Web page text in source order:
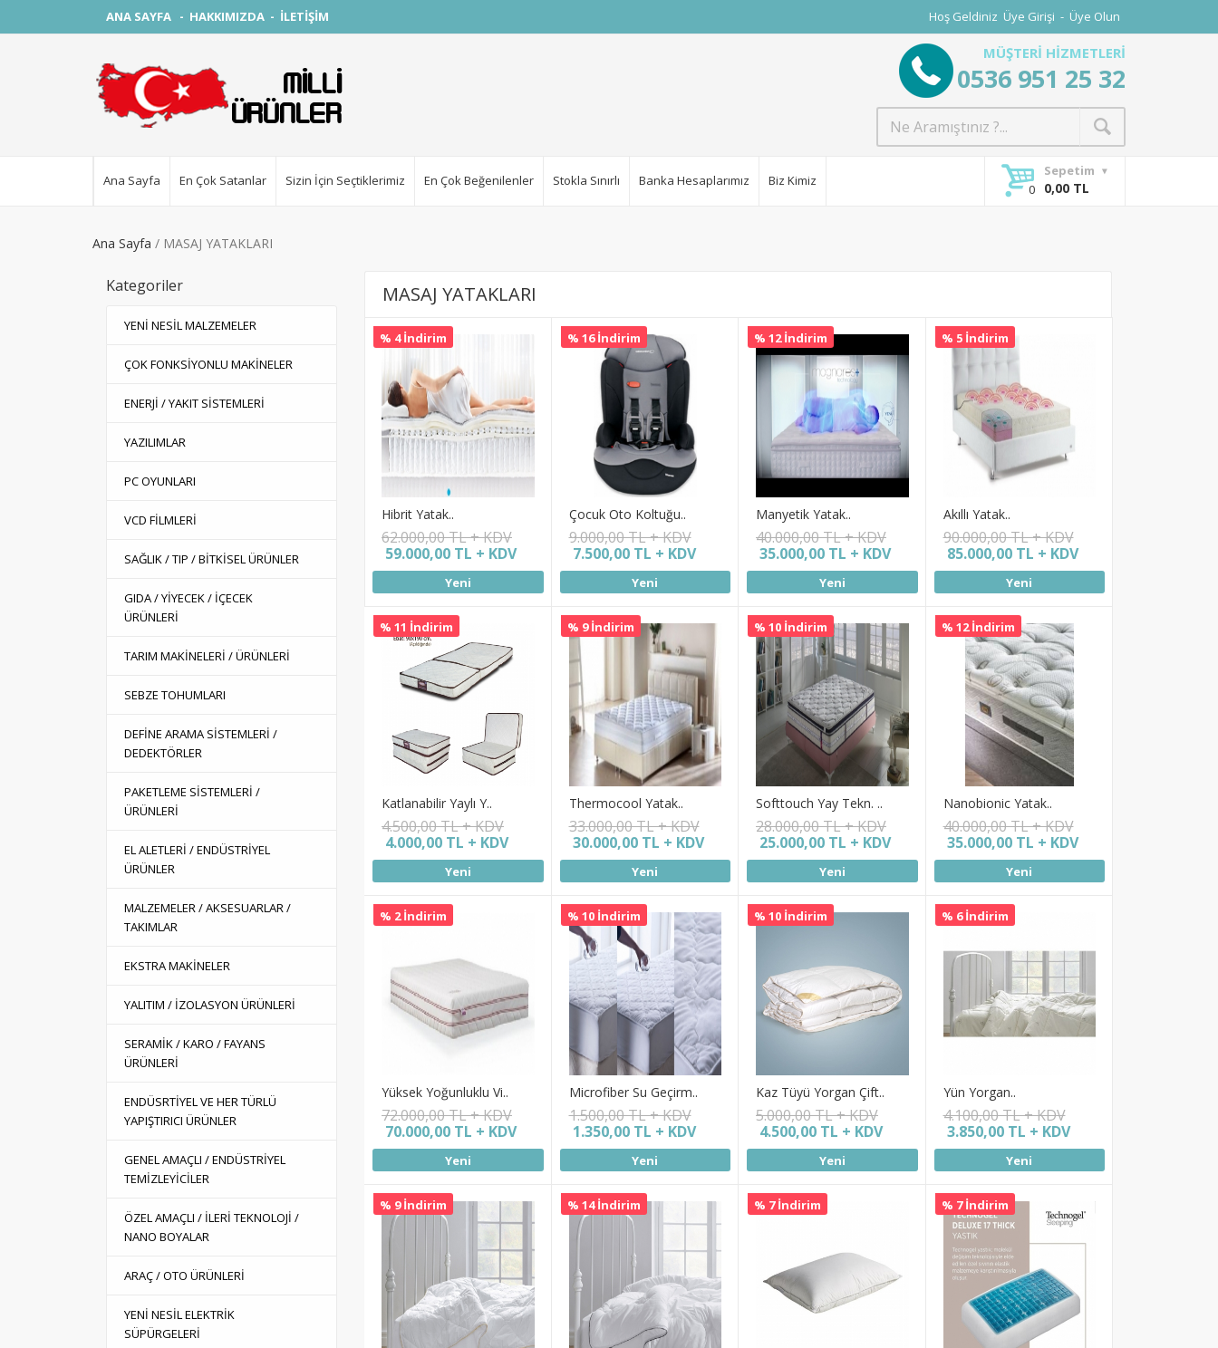
ANA SAYFA - HAKKIMIZDA - İLETİŞİM Hoş Geldiniz Üye Girişi - Üye Olun
MÜŞTERİ HİZMETLERİ
0536 951 25 32
Ana Sayfa En Çok Satanlar Sizin İçin Seçtiklerimiz En Çok Beğenilenler Stokla Sınırlı Banka Hesaplarımız Biz Kimiz
Sepetim
0,00 TL
Ana Sayfa MASAJ YATAKLARI
Kategoriler
YENİ NESİL MALZEMELER
ÇOK FONKSİYONLU MAKİNELER
ENERJİ / YAKIT SİSTEMLERİ
YAZILIMLAR
PC OYUNLARI
VCD FİLMLERİ
SAĞLIK / TIP / BİTKİSEL ÜRÜNLER
GIDA / YİYECEK / İÇECEK
ÜRÜNLERİ
TARIM MAKİNELERİ / ÜRÜNLERİ
SEBZE TOHUMLARI
DEFİNE ARAMA SİSTEMLERİ /
DEDEKTÖRLER
PAKETLEME SİSTEMLERİ /
ÜRÜNLERİ
EL ALETLERİ / ENDÜSTRİYEL
ÜRÜNLER
MALZEMELER / AKSESUARLAR /
TAKIMLAR
EKSTRA MAKİNELER
YALITIM / İZOLASYON ÜRÜNLERİ
SERAMİK / KARO / FAYANS
ÜRÜNLERİ
ENDÜSRTİYEL VE HER TÜRLÜ
YAPIŞTIRICI ÜRÜNLER
GENEL AMAÇLI / ENDÜSTRİYEL
TEMİZLEYİCİLER
ÖZEL AMAÇLI / İLERİ TEKNOLOJİ /
NANO BOYALAR
ARAÇ / OTO ÜRÜNLERİ
YENİ NESİL ELEKTRİK
SÜPÜRGELERİ
MASAJ YATAKLARI
Hibrit Yatak..
62.000,00 TL + KDV
59.000,00 TL + KDV
Yeni
% 4 İndirim
Çocuk Oto Koltuğu..
9.000,00 TL + KDV
7.500,00 TL + KDV
Yeni
% 16 İndirim
Manyetik Yatak..
40.000,00 TL + KDV
35.000,00 TL + KDV
Yeni
% 12 İndirim
Akıllı Yatak..
90.000,00 TL + KDV
85.000,00 TL + KDV
Yeni
% 5 İndirim
Katlanabilir Yaylı Y..
4.500,00 TL + KDV
4.000,00 TL + KDV
Yeni
% 11 İndirim
Thermocool Yatak..
33.000,00 TL + KDV
30.000,00 TL + KDV
Yeni
% 9 İndirim
Softtouch Yay Tekn. ..
28.000,00 TL + KDV
25.000,00 TL + KDV
Yeni
% 10 İndirim
Nanobionic Yatak..
40.000,00 TL + KDV
35.000,00 TL + KDV
Yeni
% 12 İndirim
Yüksek Yoğunluklu Vi..
72.000,00 TL + KDV
70.000,00 TL + KDV
Yeni
% 2 İndirim
Microfiber Su Geçirm..
1.500,00 TL + KDV
1.350,00 TL + KDV
Yeni
% 10 İndirim
Kaz Tüyü Yorgan Çift..
5.000,00 TL + KDV
4.500,00 TL + KDV
Yeni
% 10 İndirim
Yün Yorgan..
4.100,00 TL + KDV
3.850,00 TL + KDV
Yeni
% 6 İndirim
% 9 İndirim % 14 İndirim % 7 İndirim % 7 İndirim